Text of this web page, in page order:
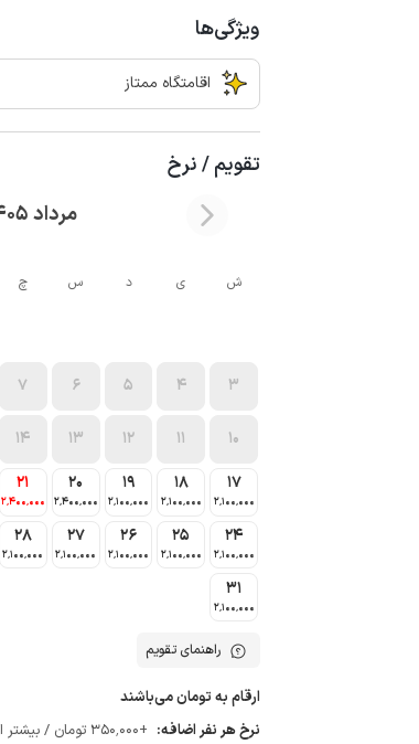
ویژگی‌ها
اقامتگاه ممتاز
تقویم / نرخ
مرداد 1405
ش ی د س چ
3
4
5
6
7
10
11
12
13
14
17
2٬100٬000
18
2٬100٬000
19
2٬100٬000
20
2٬400٬000
21
2٬400٬000
24
2٬100٬000
25
2٬100٬000
26
2٬100٬000
27
2٬100٬000
28
2٬100٬000
31
2٬100٬000
راهنمای تقویم
ارقام به تومان می‌باشند
نرخ هر نفر اضافه: +350٬000 تومان / بیشتر از 3 نفر